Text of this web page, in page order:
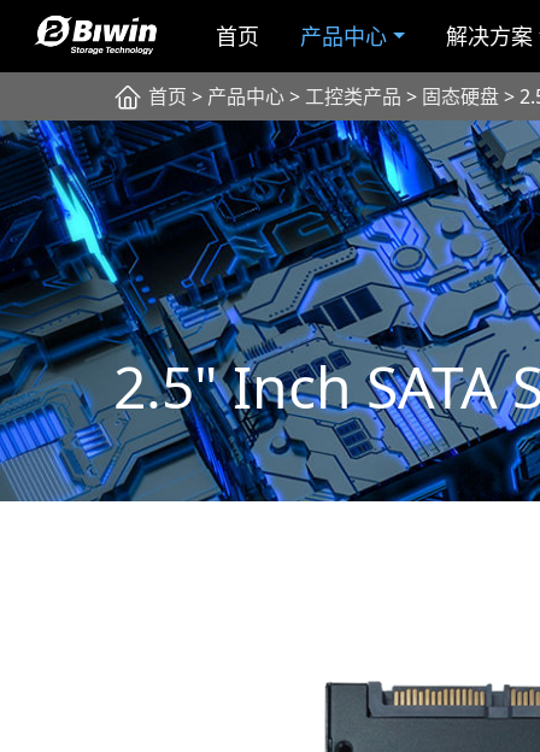
首页 产品中心 解决方案
首页 > 产品中心> 工控类产品 > 固态硬盘>
2.5" Inch SATA